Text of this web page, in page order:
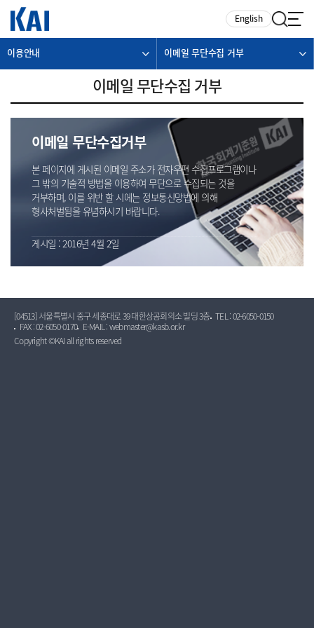
English
이용안내 이메일 무단수집 거부
이메일 무단수집 거부
이메일 무단수집거부
본 페이지에 게시된 이메일 주소가 전자우편 수집프로그램이나
그 밖의 기술적 방법을 이용하여 무단으로 수집되는 것을
거부하며, 이를 위반 할 시에는 정보통신망법에 의해
형사처벌됨을 유념하시기 바랍니다.
게시일 : 2016년 4월 2일
[04513] 서울특별시 중구 세종대로 39 대한상공회의소 빌딩 3층 TEL : 02-6050-0150
FAX : 02-6050-0170
E-MAIL : webmaster@kasb.or.kr
Copyright ©KAI all rights reserved